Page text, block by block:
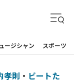
ージシャン スポーツ
孝則 ・ ビートた